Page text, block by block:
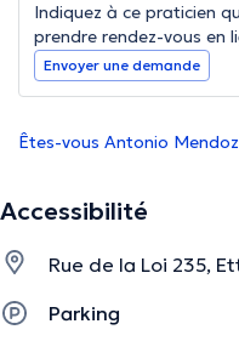
Indiquez à ce praticien
prendre rendez-vous en
Envoyer une demande
Êtes-vous Antonio
Accessibilité
Rue de la Loi 235,
Parking